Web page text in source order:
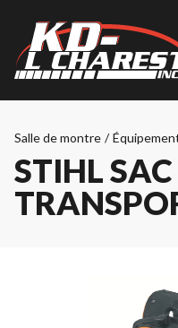
Salle de montre /
STIHL